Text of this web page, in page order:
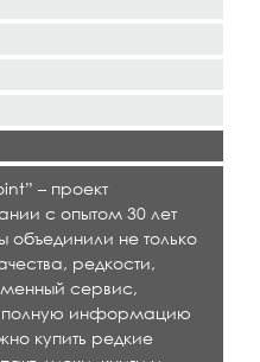
– проект
с опытом 30 лет
не только
редкости,
сервис,
полную информацию
купить редкие